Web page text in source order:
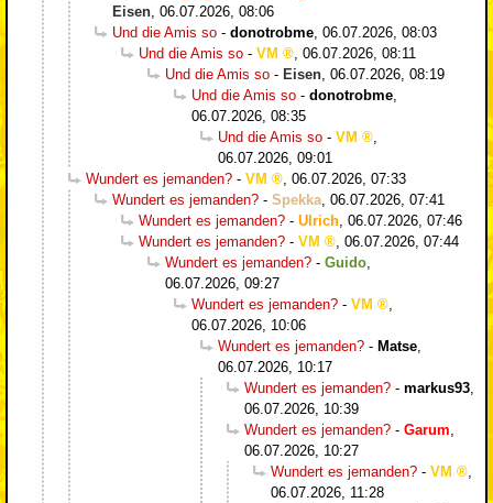
Eisen 06.07.2026, 08:06
Und die Amis so - donotrobme 06.07.2026, 08:03
Und die Amis so - VM
06.07.2026, 08:11
Und die Amis so - Eisen 06.07.2026, 08:19
Und die Amis so - donotrobme
06.07.2026, 08:35
Und die Amis so - VM
06.07.2026, 09:01
Wundert es jemanden? - VM
06.07.2026, 07:33
Wundert es jemanden? - Spekka 06.07.2026, 07:41
Wundert es jemanden? - Ulrich 06.07.2026, 07:46
Wundert es jemanden? - VM
06.07.2026, 07:44
Wundert es jemanden? - Guido
06.07.2026, 09:27
Wundert es jemanden? - VM
06.07.2026, 10:06
Wundert es jemanden? - Matse
06.07.2026, 10:17
Wundert es jemanden? - markus93
06.07.2026, 10:39
Wundert es jemanden? - Garum
06.07.2026, 10:27
Wundert es jemanden? - VM
06.07.2026, 11:28